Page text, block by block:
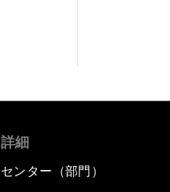
詳細
センター（部門）